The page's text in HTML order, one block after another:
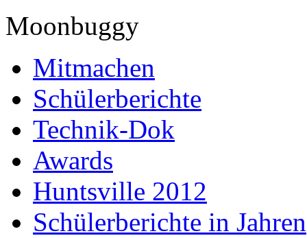
Moonbuggy
Mitmachen
Schülerberichte
Technik-Dok
Awards
Huntsville 2012
Schülerberichte in Jahren